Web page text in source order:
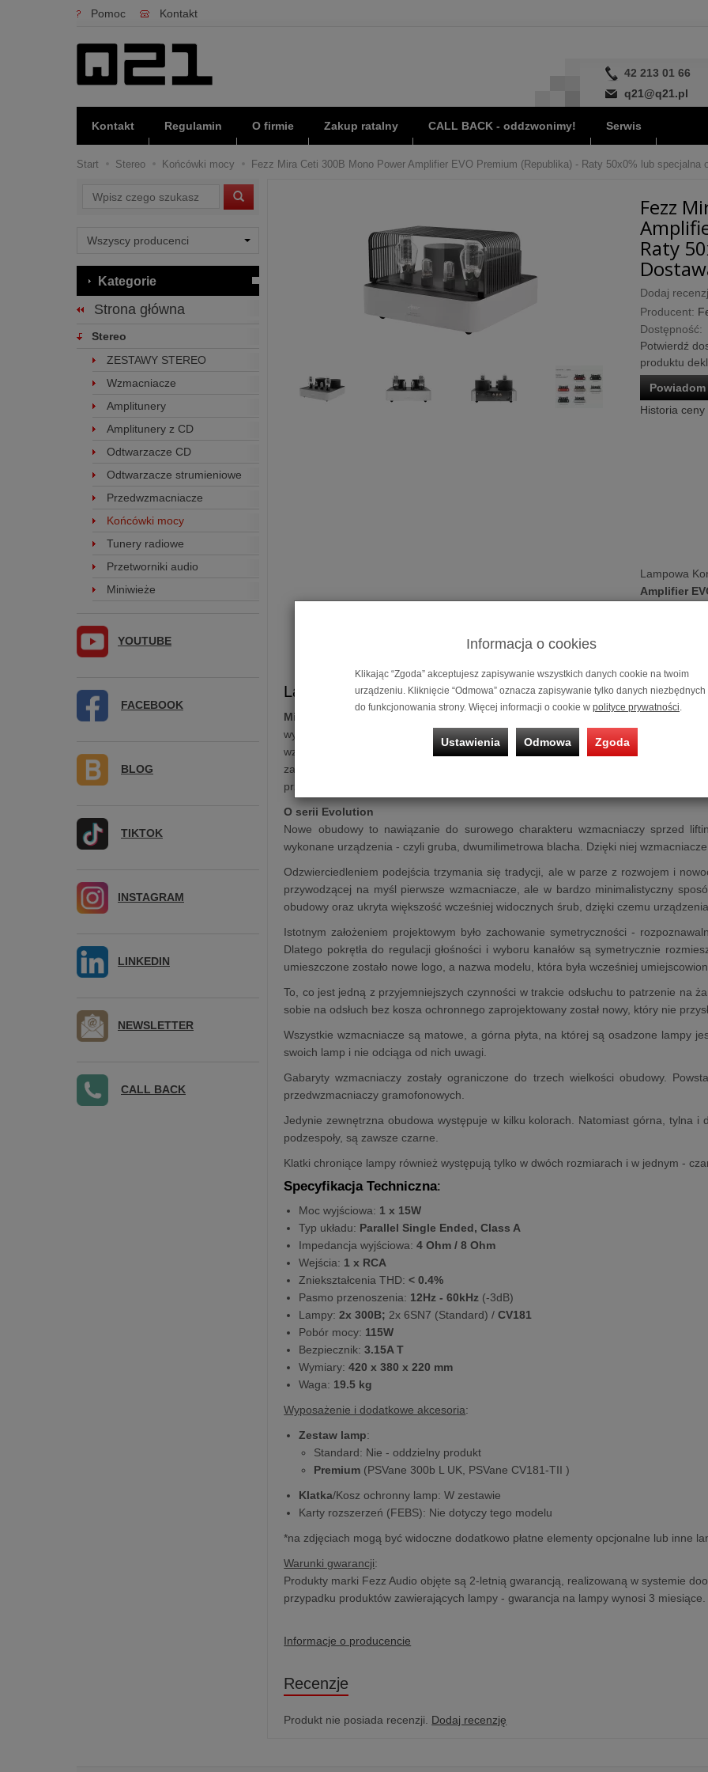
Pomoc Kontakt
42 213 01 66
q21@q21.pl
Kontakt Regulamin O firmie Zakup ratalny CALL BACK - oddzwonimy! Serwis
Start Stereo Końcówki mocy Fezz Mira Ceti 300B Mono Power Amplifier EVO Premium (Republika) - Raty 50x0% lub specjalna
Fezz
Raty
Dodaj
Producent:
Dostępność:
Potwierdź
produktu
Historia ceny
Lampowa
Amplifier
Cena
Możliwość
10, 20,
Lampowa końcówka mocyFezz Mira Ceti 300B Mono
Mira Ceti 300B mono power amplifier
Klasy A oparty jest na legendarnych
wyposażony w antywibracyjne nóżki, dopasowane do wagi urządzenia. Posada
wzmacniacz w przypadku awarii lampy mocy. Dzięki architekturze
zaprojektowanemu transformatorowi wyjściowemu zapewnia moc 15 W i niskie
przedwzmacniaczem liniowym Sagita gwarantuje wyjątkową jakość dźwięku w
O serii Evolution
Nowe obudowy to nawiązanie do surowego charakteru wzmacniaczy sprzed
wykonane urządzenia - czyli gruba, dwumilimetrowa blacha. Dzięki niej
Odzwierciedleniem podejścia trzymania się tradycji, ale w parze z rozwojem i
przywodzącej na myśl pierwsze wzmacniacze, ale w bardzo minimalistyczny
obudowy oraz ukryta większość wcześniej widocznych śrub, dzięki czemu
Istotnym założeniem projektowym było zachowanie symetryczności -
Dlatego pokrętła do regulacji głośności i wyboru kanałów są symetrycznie
umieszczone zostało nowe logo, a nazwa modelu, która była wcześniej
To, co jest jedną z przyjemniejszych czynności w trakcie odsłuchu to patrzenie na
sobie na odsłuch bez kosza ochronnego zaprojektowany został nowy, który nie
Wszystkie wzmacniacze są matowe, a górna płyta, na której są osadzone lampy
swoich lamp i nie odciąga od nich uwagi.
Gabaryty wzmacniaczy zostały ograniczone do trzech wielkości obudowy.
przedwzmacniaczy gramofonowych.
Jedynie zewnętrzna obudowa występuje w kilku kolorach. Natomiast górna, tylna i
podzespoły, są zawsze czarne.
Klatki chroniące lampy również występują tylko w dwóch rozmiarach i w jednym -
Specyfikacja Techniczna:
Moc wyjściowa: 1 x 15W
Typ układu: Parallel Single Ended, Class A
Impedancja wyjściowa: 4 Ohm / 8 Ohm
Wejścia: 1 x RCA
Zniekształcenia THD: < 0.4%
Pasmo przenoszenia: 12Hz - 60kHz (-3dB)
Lampy: 2x 300B; 2x 6SN7 (Standard) /CV181
Pobór mocy: 115W
Bezpiecznik: 3.15A T
Wymiary: 420 x 380 x 220 mm
Waga: 19.5 kg
Wyposażenie i dodatkowe akcesoria:
Zestaw lamp:
Standard: Nie - oddzielny produkt
Premium (PSVane 300b L UK, PSVane CV181-TII )
Klatka/Kosz ochronny lamp: W zestawie
Karty rozszerzeń (FEBS): Nie dotyczy tego modelu
*na zdjęciach mogą być widoczne dodatkowo płatne elementy opcjonalne lub inne
Warunki gwarancji:
Produkty marki Fezz Audio objęte są 2-letnią gwarancją, realizowaną w systemie
przypadku produktów zawierających lampy - gwarancja na lampy wynosi 3 miesiące.
Informacje o producencie
Recenzje
Produkt nie posiada recenzji. Dodaj recenzję
Wyszukaj
Kategorie
Strona główna
Stereo
ZESTAWY STEREO
Wzmacniacze
Amplitunery
Amplitunery z CD
Odtwarzacze CD
Odtwarzacze strumieniowe
Przedwzmacniacze
Końcówki mocy
Tunery radiowe
Przetworniki audio
Miniwieże
YOUTUBE
FACEBOOK
BLOG
TIKTOK
INSTAGRAM
LINKEDIN
NEWSLETTER
CALL BACK
Informacja o cookies
Klikając “Zgoda” akceptujesz zapisywanie wszystkich danych cookie na twoim
urządzeniu. Kliknięcie “Odmowa” oznacza zapisywanie tylko danych niezbędnych
do funkcjonowania strony. Więcej informacji o cookie w polityce prywatności.
Ustawienia Odmowa Zgoda